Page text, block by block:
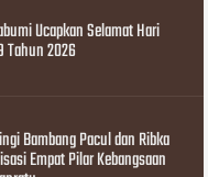
Ucapkan Selamat Hari
Tahun 2026
Bambang Pacul dan Ribka
Empat Pilar Kebangsaan